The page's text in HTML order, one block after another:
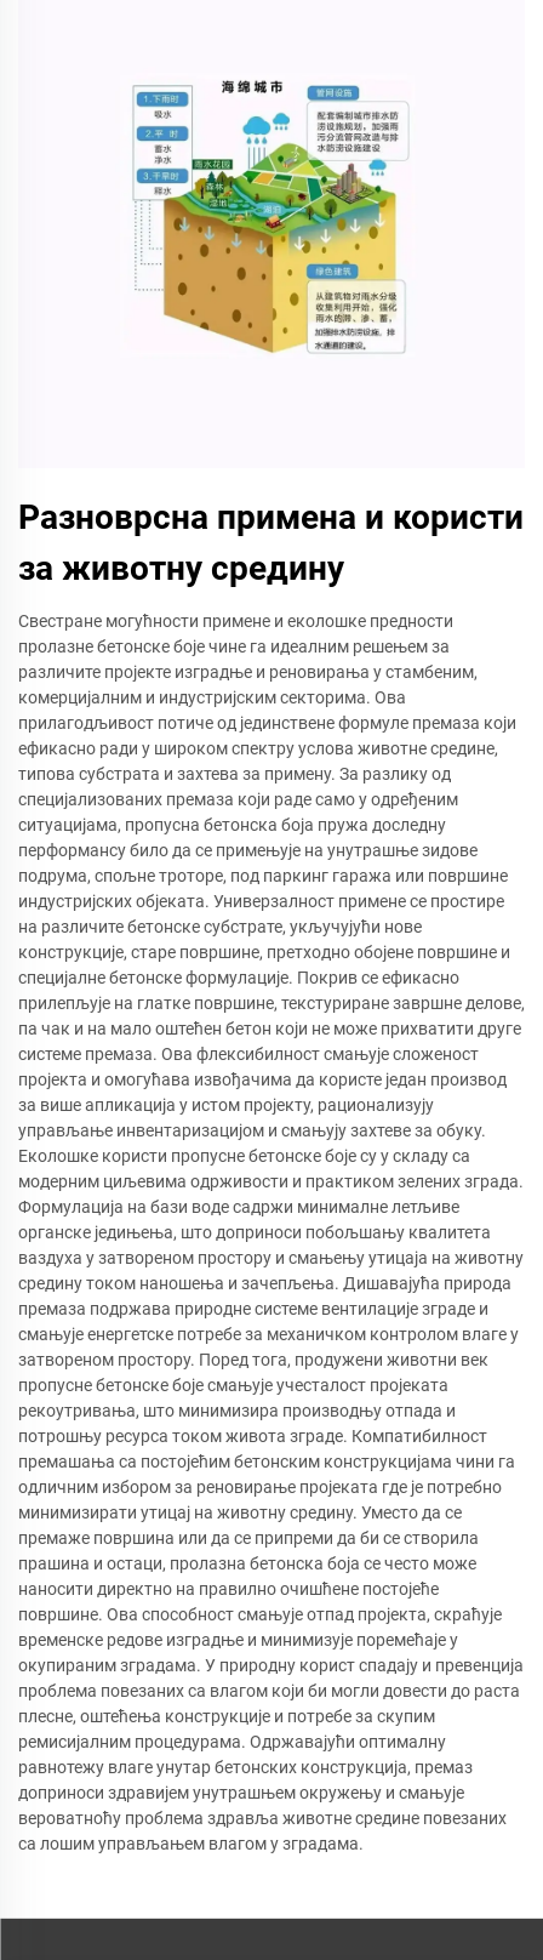
Разноврсна примена и користи
за животну средину
Свестране могућности примене и еколошке предности
пролазне бетонске боје чине га идеалним решењем за
различите пројекте изградње и реновирања у стамбеним,
комерцијалним и индустријским секторима. Ова
прилагодљивост потиче од јединствене формуле премаза који
ефикасно ради у широком спектру услова животне средине,
типова субстрата и захтева за примену. За разлику од
специјализованих премаза који раде само у одређеним
ситуацијама, пропусна бетонска боја пружа доследну
перформансу било да се примењује на унутрашње зидове
подрума, спољне троторе, под паркинг гаража или површине
индустријских објеката. Универзалност примене се простире
на различите бетонске субстрате, укључујући нове
конструкције, старе површине, претходно обојене површине и
специјалне бетонске формулације. Покрив се ефикасно
прилепљује на глатке површине, текстуриране завршне делове,
па чак и на мало оштећен бетон који не може прихватити друге
системе премаза. Ова флексибилност смањује сложеност
пројекта и омогућава извођачима да користе један производ
за више апликација у истом пројекту, рационализују
управљање инвентаризацијом и смањују захтеве за обуку.
Еколошке користи пропусне бетонске боје су у складу са
модерним циљевима одрживости и практиком зелених зграда.
Формулација на бази воде садржи минималне летљиве
органске једињења, што доприноси побољшању квалитета
ваздуха у затвореном простору и смањењу утицаја на животну
средину током наношења и зачепљења. Дишавајућа природа
премаза подржава природне системе вентилације зграде и
смањује енергетске потребе за механичком контролом влаге у
затвореном простору. Поред тога, продужени животни век
пропусне бетонске боје смањује учесталост пројеката
рекоутривања, што минимизира производњу отпада и
потрошњу ресурса током живота зграде. Компатибилност
премашања са постојећим бетонским конструкцијама чини га
одличним избором за реновирање пројеката где је потребно
минимизирати утицај на животну средину. Уместо да се
премаже површина или да се припреми да би се створила
прашина и остаци, пролазна бетонска боја се често може
наносити директно на правилно очишћене постојеће
површине. Ова способност смањује отпад пројекта, скраћује
временске редове изградње и минимизује поремећаје у
окупираним зградама. У природну корист спадају и превенција
проблема повезаних са влагом који би могли довести до раста
плесне, оштећења конструкције и потребе за скупим
ремисијалним процедурама. Одржавајући оптималну
равнотежу влаге унутар бетонских конструкција, премаз
доприноси здравијем унутрашњем окружењу и смањује
вероватноћу проблема здравља животне средине повезаних
са лошим управљањем влагом у зградама.